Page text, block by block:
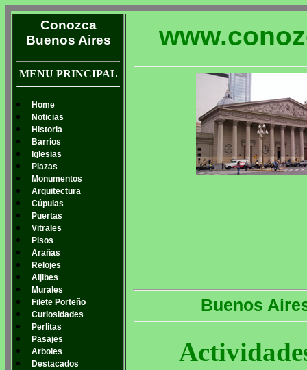
Conozca
Buenos Aires
MENU PRINCIPAL
Home
Noticias
Historia
Barrios
Iglesias
Plazas
Monumentos
Arquitectura
Cúpulas
Puertas
Vitrales
Pisos
Arañas
Relojes
Aljibes
Murales
Filete Porteño
Curiosidades
Perlitas
Pasajes
Arboles
Destacados
Buenos